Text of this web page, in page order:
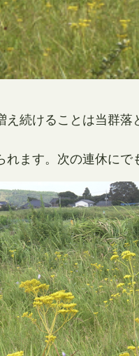
続けることは当群
ます。次の連休にで